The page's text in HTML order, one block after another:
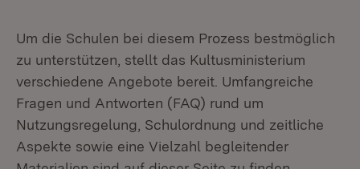
Um die Schulen bei diesem Prozess bestmöglich
zu unterstützen, stellt das Kultusministerium
verschiedene Angebote bereit. Umfangreiche
Fragen und Antworten (FAQ) rund um
Nutzungsregelung, Schulordnung und zeitliche
Aspekte sowie eine Vielzahl begleitender